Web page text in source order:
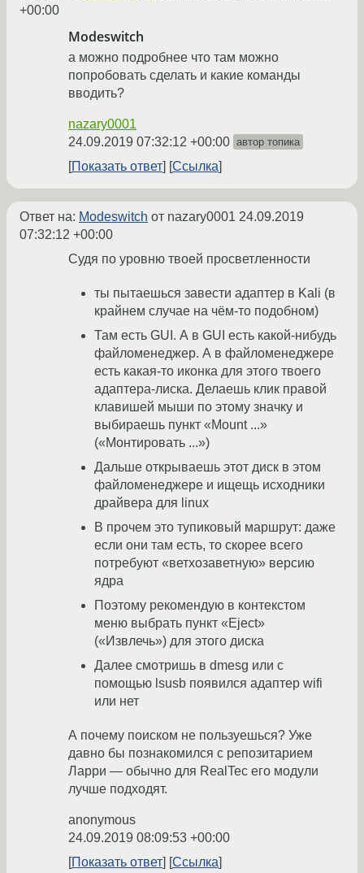
+00:00
Modeswitch
а можно подробнее что там можно
попробовать сделать и какие команды
вводить?
nazary0001
24.09.2019 07:32:12 +00:00 автор топика
Показать ответ Ссылка
Ответ на: Modeswitch от nazary0001 24.09.2019
07:32:12 +00:00
Судя по уровню твоей просветленности
ты пытаешься завести адаптер в Kali (в
крайнем случае на чём-то подобном)
Там есть GUI. А в GUI есть какой-нибудь
файломенеджер. А в файломенеджере
есть какая-то иконка для этого твоего
адаптера-лиска. Делаешь клик правой
клавишей мыши по этому значку и
выбираешь пункт «Mount ...»
(«Монтировать ...»)
Дальше открываешь этот диск в этом
файломенеджере и ищещь исходники
драйвера для linux
В прочем это тупиковый маршрут: даже
если они там есть, то скорее всего
потребуют «ветхозаветную» версию
ядра
Поэтому рекомендую в контекстом
меню выбрать пункт «Eject»
(«Извлечь») для этого диска
Далее смотришь в dmesg или с
помощью lsusb появился адаптер wifi
или нет
А почему поиском не пользуешься? Уже
давно бы познакомился с репозитарием
Ларри — обычно для RealTec его модули
лучше подходят.
anonymous
24.09.2019 08:09:53 +00:00
Показать ответ
Ссылка